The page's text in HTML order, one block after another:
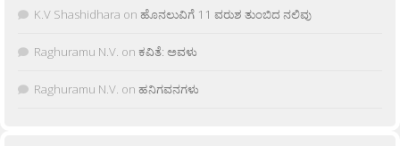
K.V Shashidhara on ಹೊನಲುವಿಗೆ 11 ವರುಶ ತುಂಬಿದ ನಲಿವು
Raghuramu N.V. on ಕವಿತೆ: ಅವಳು
Raghuramu N.V. on ಹನಿಗವನಗಳು